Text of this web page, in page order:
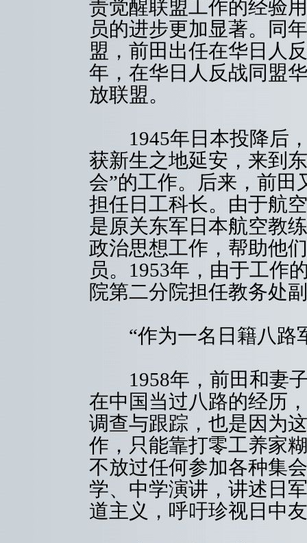
责觉醒联盟工作的经验
员的进步更加显著。同
盟，前田出任在华日人
年，在华日人反战同盟
放联盟。
1945年日本投降后，
获新生之地延安，来到
会”的工作。后来，前田
担任日工科长。由于航
是原关东军日本航空教
政治思想工作，帮助他
员。1953年，由于工作
院第二分院担任教务处
“作为一名日籍八路
1958年，前田和妻子
在中国当过八路的经历
调查与跟踪，也是因为
作，只能靠打零工养家
不放过任何参加各种集
学、中学演讲，讲述日
道主义，呼吁珍视日中